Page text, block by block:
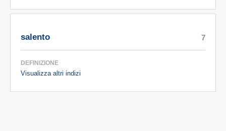
salento
DEFINIZIONE
Visualizza altri indizi
7